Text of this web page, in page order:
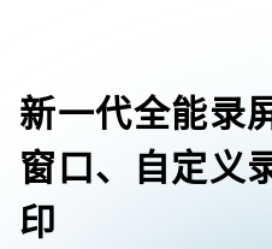
新一代全能录
窗口、自定义
印